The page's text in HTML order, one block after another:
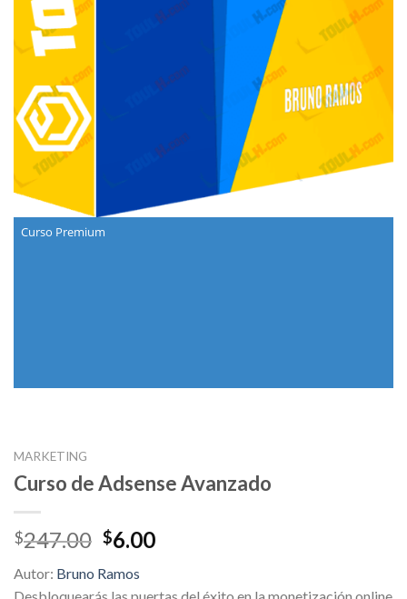
Curso Premium
MARKETING
Curso de Adsense Avanzado
$247.00 Original
was:
$6.00Current
Autor: Bruno Ramos